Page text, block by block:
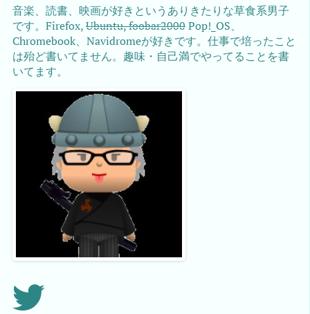
音楽、読書、映画が好きというありきたりな草食系男子
です。Firefox,Ubuntu, foobar2000Pop!_OS、
Chromebook、Navidromeが好きです。仕事で培ったこと
は殆ど書いてません。趣味・自己満でやってることを書
いてます。